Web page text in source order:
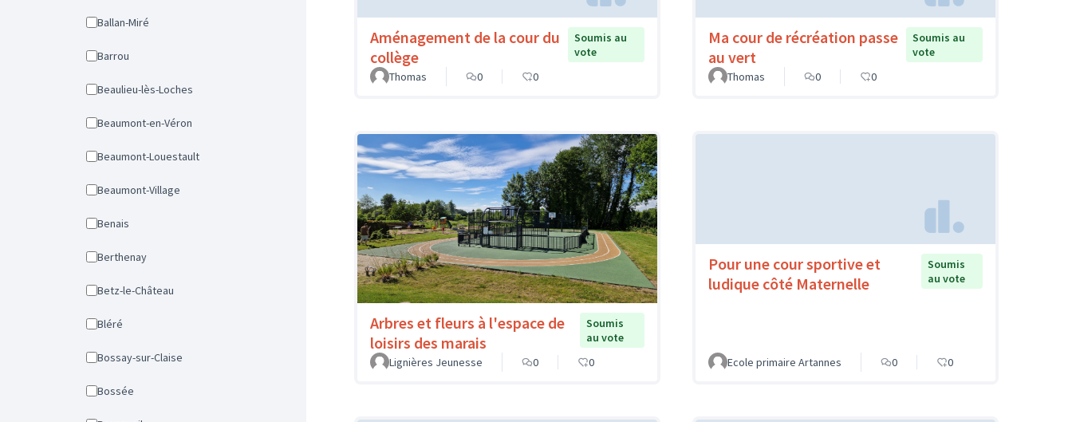
Ballan-Miré
Barrou
Beaulieu-lès-Loches
Beaumont-en-Véron
Beaumont-Louestault
Beaumont-Village
Benais
Berthenay
Betz-le-Château
Bléré
Bossay-sur-Claise
Bossée
Aménagement de la cour du
collège
Soumis au
vote
Thomas
0 0
Ma cour de récréation passe
au vert
Soumis au
vote
Thomas
0 0
Arbres et fleurs à l'espace de
loisirs des marais
Soumis
au vote
Lignières Jeunesse
0 0
Pour une cour sportive et
ludique côté Maternelle
Soumis
au vote
Ecole primaire Artannes 0 0